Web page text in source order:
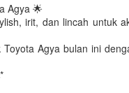
Agya 🌟
irit, dan lincah untuk
Agya bulan ini